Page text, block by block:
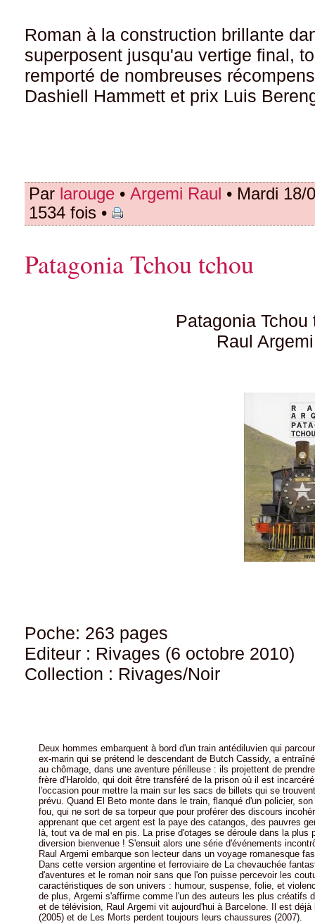
Roman à la construction brillante
superposent jusqu'au vertige final,
remporté de nombreuses
Dashiell Hammett et prix Luis
Par larouge • Argemi Raul • Mardi 18/
1534 fois •
Patagonia Tchou tchou
Patagonia
Raul
Poche: 263 pages
Editeur : Rivages (6 octobre 2010)
Collection : Rivages/Noir
Deux hommes embarquent à bord d'un train antédiluvien qui parcourt la Patagonie argentine à petite allure. Haroldo Boccini,
ex-marin qui se prétend le descendant de Butch Cassidy, a entraîné son ami d'enfance, Genaro Monteija, conducteur de métro
au chômage, dans une aventure périlleuse : ils projettent de prendre les passagers du train en otage pour délivrer « El Beto », le
frère d'Haroldo, qui doit être transféré de la prison où il est incarcéré. En outre, les deux hommes comptent bien
l'occasion pour mettre la main sur les sacs de billets qui se trouvent dans l'un des wagons.Cependant, rien ne se passe comme
prévu. Quand El Beto monte dans le train, flanqué d'un policier, son frère découvre que le caïd est devenu un obèse à moitié
fou, qui ne sort de sa torpeur que pour proférer des discours incohérents. Quant au vol des billets, Genaro s'y refuse en
apprenant que cet argent est la paye des catangos, des pauvres gens exploités par la société des chemins de fer. A partir de
là, tout va de mal en pis. La prise d'otages se déroule dans la plus parfaite indifférence, le conducteur du train y voit même une
diversion bienvenue ! S'ensuit alors une série d'événements incontrôlables qui feront de ce voyage une odyssée hallucinante.
Raul Argemi embarque son lecteur dans un voyage romanesque fascinant long de quatre cents kilomètres à travers la pampa.
Dans cette version argentine et ferroviaire de La chevauchée fantastique, il réussit le tour de force de combiner le roman
d'aventures et le roman noir sans que l'on puisse percevoir les coutures entre les deux. On retrouve tous les ingrédients
caractéristiques de son univers : humour, suspense, folie, et violence, ce qui n'exclut pas la satire sociale et
de plus, Argemi s'affirme comme l'un des auteurs les plus créatifs du roman noir latino-américain. Journaliste, homme de radio
et de télévision, Raul Argemi vit aujourd'hui à Barcelone. Il est déjà l'auteur en Rivages/Noir de Le Gros, le français et la souris
(2005) et de Les Morts perdent toujours leurs chaussures (2007).